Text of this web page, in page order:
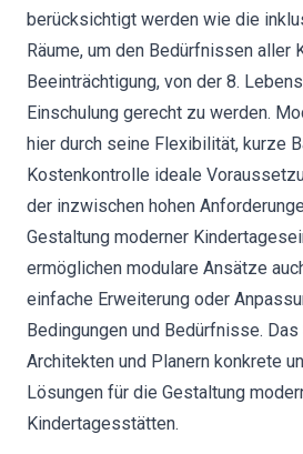
berücksichtigt werden wie die
Räume, um den Bedürfnissen aller
Beeinträchtigung, von der 8.
Einschulung gerecht zu werden.
hier durch seine Flexibilität, kurze
Kostenkontrolle ideale
der inzwischen hohen
Gestaltung moderner
ermöglichen modulare Ansätze
einfache Erweiterung oder
Bedingungen und Bedürfnisse.
Architekten und Planern konkrete
Lösungen für die Gestaltung
Kindertagesstätten.